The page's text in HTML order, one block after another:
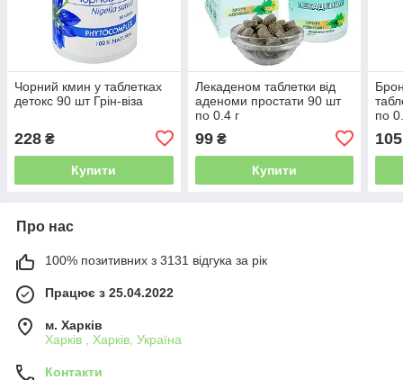
Чорний кмин у таблетках
детокс 90 шт Грін-віза
228 ₴
Купити
Лекаденом таблетки від
аденоми простати 90 шт
по 0.4 г
99₴
Купити
по
105
Про нас
100% позитивних з 3131 відгука за рік
Працює з 25.04.2022
м. Харків
Харків , Харків, Україна
Контакти